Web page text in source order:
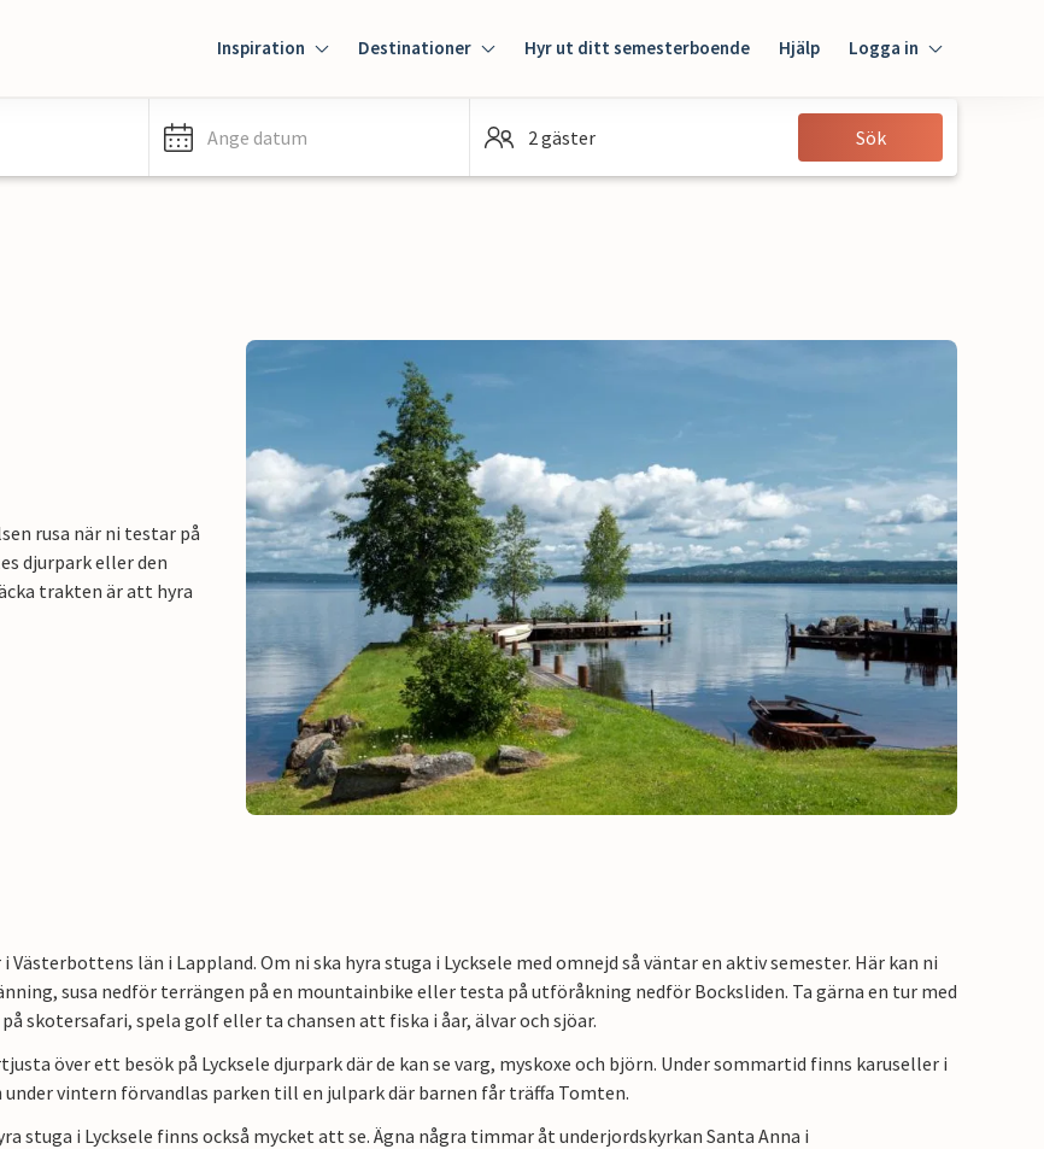
Inspiration Destinationer Hyr ut ditt semesterboende Hjälp Logga in
Gäst
Ange datum 2 gäster Sök
rusa när ni testar på
djurpark eller den
trakten är att hyra
Västerbottens län i Lappland. Om ni ska hyra stuga i Lycksele med omnejd så väntar en aktiv semester. Här kan ni
susa nedför terrängen på en mountainbike eller testa på utföråkning nedför Bocksliden. Ta gärna en tur med
skotersafari, spela golf eller ta chansen att fiska i åar, älvar och sjöar.
över ett besök på Lycksele djurpark där de kan se varg, myskoxe och björn. Under sommartid finns karuseller i
under vintern förvandlas parken till en julpark där barnen får träffa Tomten.
stuga i Lycksele finns också mycket att se. Ägna några timmar åt underjordskyrkan Santa Anna i